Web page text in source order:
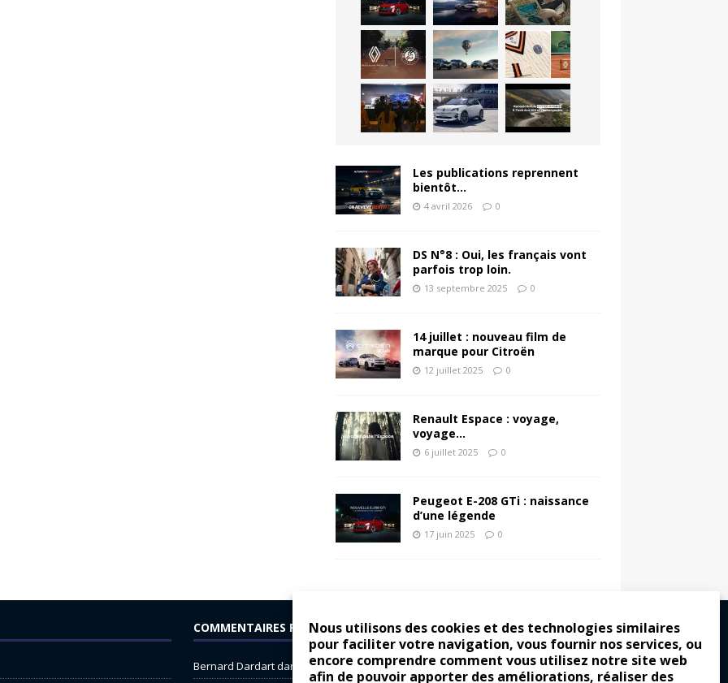
Nous utilisons des cookies et des technologies similaires
pour faciliter votre navigation, vous fournir nos services, ou
encore comprendre comment vous utilisez notre site web
afin de pouvoir apporter des améliorations, réaliser des
Les publications reprennent
bientôt…
4 avril 2026 0
DS N°8 : Oui, les français vont
parfois trop loin.
13 septembre 2025 0
14 juillet : nouveau film de
marque pour Citroën
12 juillet 2025 0
Renault Espace : voyage,
voyage…
6 juillet 2025 0
Peugeot E-208 GTi : naissance
d’une légende
17 juin 2025 0
COMMENTAIRES RÉCENTS
Bernard Dardartdans Dacia Sandero : pour les gens vrais